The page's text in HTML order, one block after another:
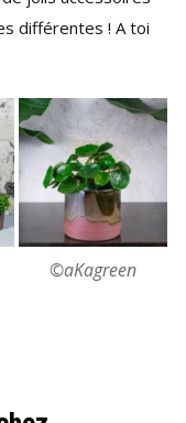
différentes ! A toi
©aKagreen